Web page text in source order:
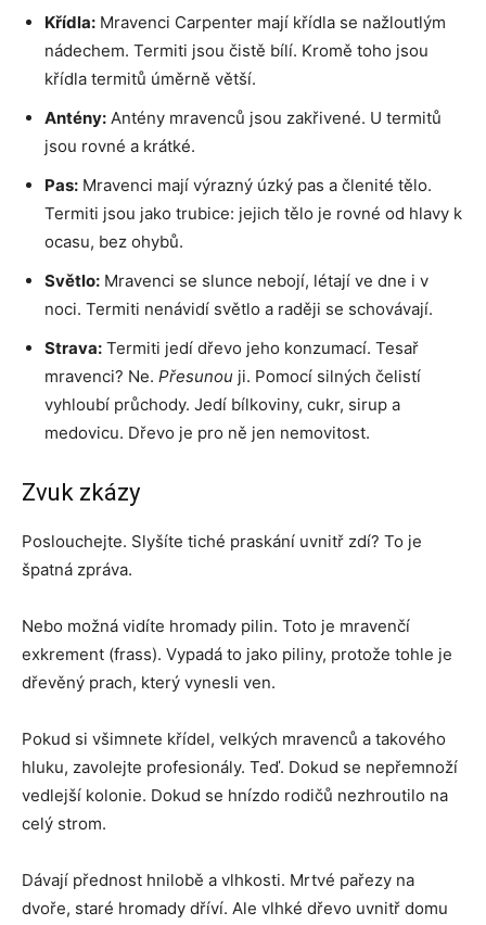
Křídla: Mravenci Carpenter mají křídla se nažloutlým
nádechem. Termiti jsou čistě bílí. Kromě toho jsou
křídla termitů úměrně větší.
Antény: Antény mravenců jsou zakřivené. U termitů
jsou rovné a krátké.
Pas: Mravenci mají výrazný úzký pas a členité tělo.
Termiti jsou jako trubice: jejich tělo je rovné od hlavy k
ocasu, bez ohybů.
Světlo: Mravenci se slunce nebojí, létají ve dne i v
noci. Termiti nenávidí světlo a raději se schovávají.
Strava: Termiti jedí dřevo jeho konzumací. Tesař
mravenci? Ne. Přesunou ji. Pomocí silných čelistí
vyhloubí průchody. Jedí bílkoviny, cukr, sirup a
medovicu. Dřevo je pro ně jen nemovitost.
Zvuk zkázy
Poslouchejte. Slyšíte tiché praskání uvnitř zdí? To je
špatná zpráva.
Nebo možná vidíte hromady pilin. Toto je mravenčí
exkrement (frass). Vypadá to jako piliny, protože tohle je
dřevěný prach, který vynesli ven.
Pokud si všimnete křídel, velkých mravenců a takového
hluku, zavolejte profesionály. Teď. Dokud se nepřemnoží
vedlejší kolonie. Dokud se hnízdo rodičů nezhroutilo na
celý strom.
Dávají přednost hnilobě a vlhkosti. Mrtvé pařezy na
dvoře, staré hromady dříví. Ale vlhké dřevo uvnitř domu